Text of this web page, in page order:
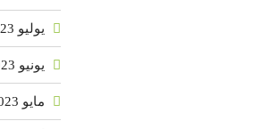
يوليو 2023
يونيو 2023
مايو 2023